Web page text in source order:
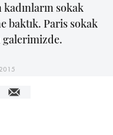
sokak
baktık. Paris sokak
galerimizde.